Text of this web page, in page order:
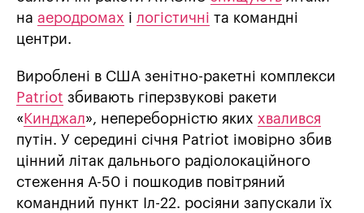
на аеродромах і логістичні та командні
центри.
Вироблені в США зенітно-ракетні комплекси
Patriot збивають гіперзвукові ракети
« Кинджал», непереборністю яких хвалився
путін. У середині січня Patriot імовірно збив
цінний літак дальнього радіолокаційного
стеження А-50 і пошкодив повітряний
командний пункт Іл-22. росіяни запускали їх